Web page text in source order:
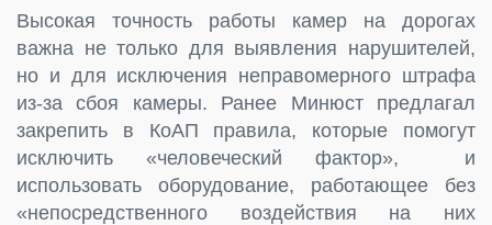
Высокая точность работы камер на дорогах
важна не только для выявления нарушителей,
но и для исключения неправомерного штрафа
из-за сбоя камеры. Ранее Минюст предлагал
закрепить в КоАП правила, которые помогут
исключить «человеческий фактор», и
использовать оборудование, работающее без
«непосредственного воздействия на них